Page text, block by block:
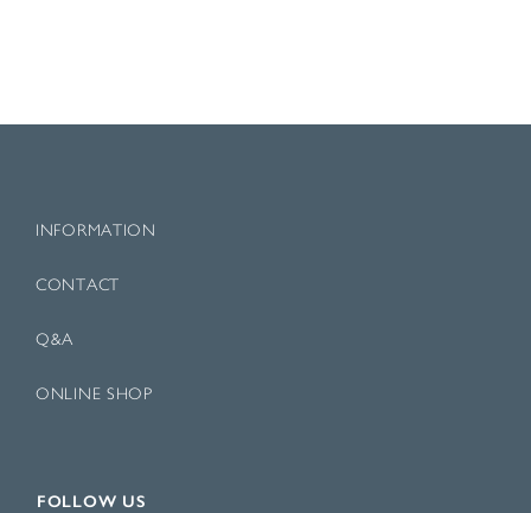
INFORMATION
CONTACT
Q&A
ONLINE SHOP
FOLLOW US